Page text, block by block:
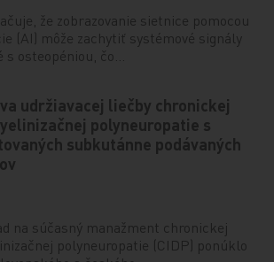
že zobrazovanie sietnice pomocou
(AI) môže zachytiť systémové signály
osteopéniou, čo…
udržiavacej liečby chronickej
polyneuropatie s
subkutánne podávaných
na súčasný manažment chronickej
polyneuropatie (CIDP) ponúklo